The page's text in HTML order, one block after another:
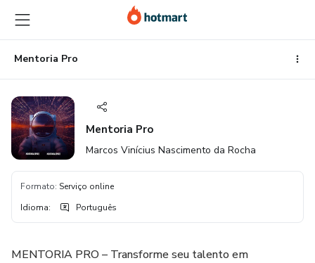
para
o
conteúdo
principal
para
o
pagamento
para
o
rodapé
Mentoria Pro
Mentoria Pro
Marcos Vinícius Nascimento da Rocha
Formato: Serviço online
Idioma: Português
MENTORIA PRO – Transforme seu talento em